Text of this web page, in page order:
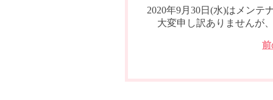
2020年9月30日(水)はメンテ
大変申し訳ありませんが
前